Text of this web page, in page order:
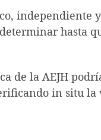
independiente
hasta
de la AEJH
in situ